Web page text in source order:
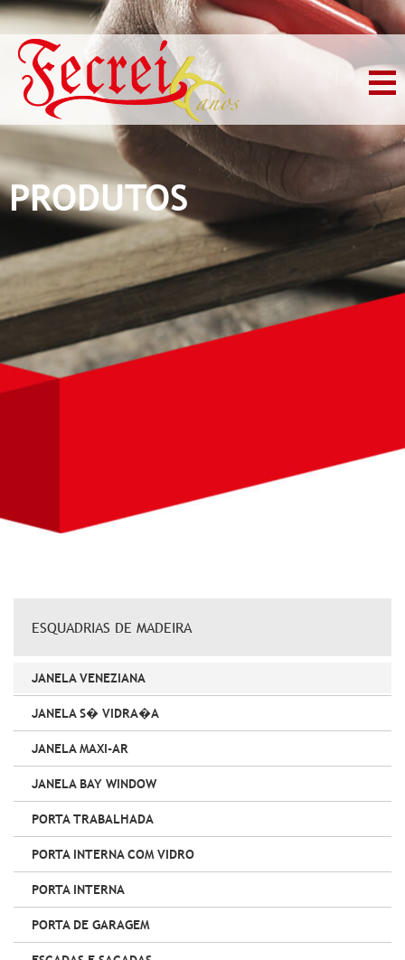
PRODUTOS
ESQUADRIAS DE MADEIRA
JANELA VENEZIANA
JANELA S� VIDRA�A
JANELA MAXI-AR
JANELA BAY WINDOW
PORTA TRABALHADA
PORTA INTERNA COM VIDRO
PORTA INTERNA
PORTA DE GARAGEM